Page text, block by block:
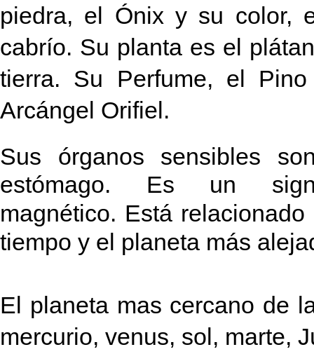
piedra, el Ónix y su color,
cabrío. Su planta es el
tierra. Su Perfume, el
Arcángel Orifiel.
Sus órganos sensibles
estómago. Es un
magnético. Está
tiempo y el planeta más
El planeta mas cercano de
mercurio, venus, sol, marte,